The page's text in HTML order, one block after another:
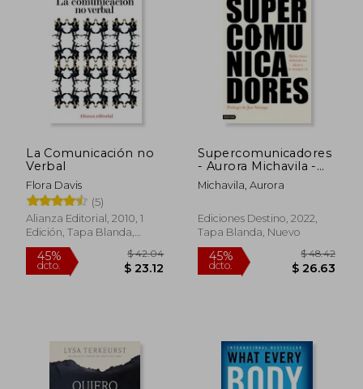
40%
dcto. $ 31.28
40%
dcto.
La Comunicación no
Verbal
Flora Davis
(5)
Alianza Editorial, 2010, 1
Edición, Tapa Blanda,
Nuevo
Supercomunicadores
- Aurora Michavila -
Libro Físico
Michavila, Aurora
Ediciones Destino, 2022,
Tapa Blanda, Nuevo